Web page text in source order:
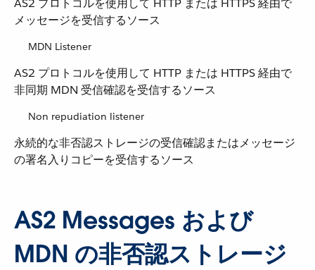
AS2 プロトコルを使用して HTTP または HTTPS 経由で
メッセージを受信するソース
MDN Listener
AS2 プロトコルを使用して HTTP または HTTPS 経由で
非同期 MDN 受信確認を受信するソース
Non repudiation listener
永続的な非否認ストレージの受信確認またはメッセージ
の署名入りコピーを受信するソース
AS2 Messages および
MDN の非否認ストレージ